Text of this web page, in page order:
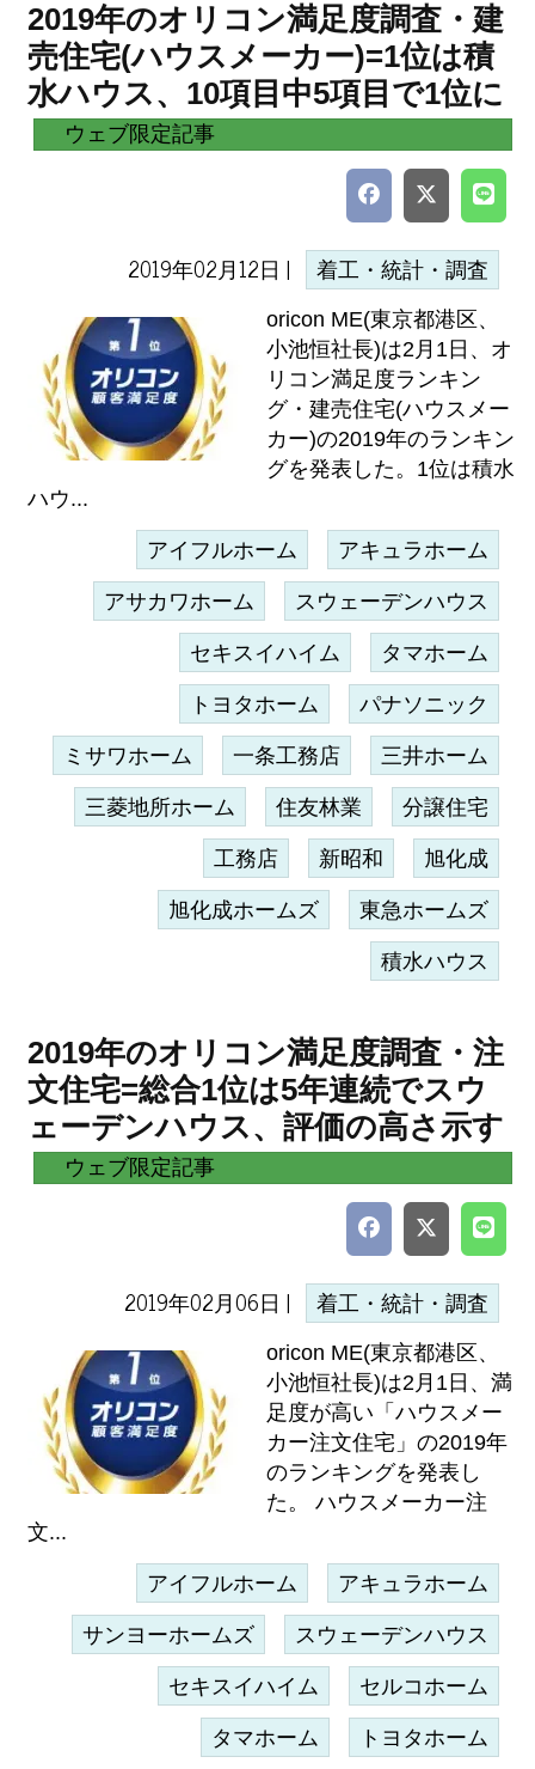
2019年のオリコン満足度調査・建
売住宅(ハウスメーカー)=1位は積
水ハウス、10項目中5項目で1位に
ウェブ限定記事
2019年02月12日 | 着工・統計・調査
oricon ME(東京都港区、
小池恒社長)は2月1日、オ
リコン満足度ランキン
グ・建売住宅(ハウスメー
カー)の2019年のランキン
グを発表した。1位は積水
ハウ...
アイフルホーム アキュラホーム
アサカワホーム スウェーデンハウス
セキスイハイム タマホーム
トヨタホーム パナソニック
ミサワホーム 一条工務店 三井ホーム
三菱地所ホーム 住友林業 分譲住宅
工務店 新昭和 旭化成
旭化成ホームズ 東急ホームズ
積水ハウス
2019年のオリコン満足度調査・注
文住宅=総合1位は5年連続でスウ
ェーデンハウス、評価の高さ示す
ウェブ限定記事
2019年02月06日 | 着工・統計・調査
oricon ME(東京都港区、
小池恒社長)は2月1日、満
足度が高い「ハウスメー
カー注文住宅」の2019年
のランキングを発表し
た。 ハウスメーカー注
文...
アイフルホーム アキュラホーム
サンヨーホームズ スウェーデンハウス
セキスイハイム セルコホーム
タマホーム トヨタホーム